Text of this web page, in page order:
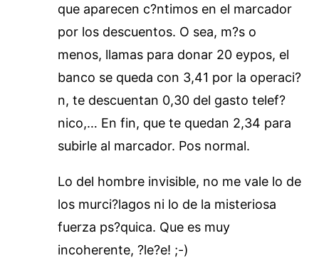
que aparecen c?ntimos en el marcador
por los descuentos. O sea, m?s o
menos, llamas para donar 20 eypos, el
banco se queda con 3,41 por la operaci?
n, te descuentan 0,30 del gasto telef?
nico,… En fin, que te quedan 2,34 para
subirle al marcador. Pos normal.
Lo del hombre invisible, no me vale lo de
los murci?lagos ni lo de la misteriosa
fuerza ps?quica. Que es muy
incoherente, ?le?e! ;-)